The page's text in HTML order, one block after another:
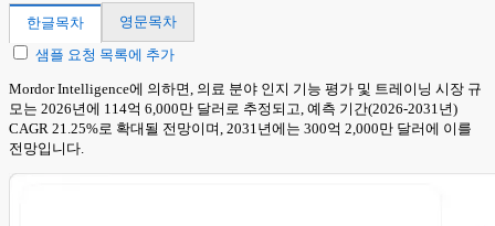
한글목차
영문목차
샘플 요청 목록에 추가
Mordor Intelligence에 의하면, 의료 분야 인지 기능 평가 및 트레이닝 시장 규
모는 2026년에 114억 6,000만 달러로 추정되고, 예측 기간(2026-2031년)
CAGR 21.25%로 확대될 전망이며, 2031년에는 300억 2,000만 달러에 이를
전망입니다.